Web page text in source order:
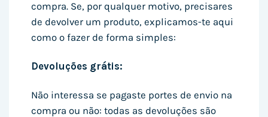
compra. Se, por qualquer motivo, precisares
de devolver um produto, explicamos-te aqui
como o fazer de forma simples:
Devoluções grátis:
Não interessa se pagaste portes de envio na
compra ou não: todas as devoluções são